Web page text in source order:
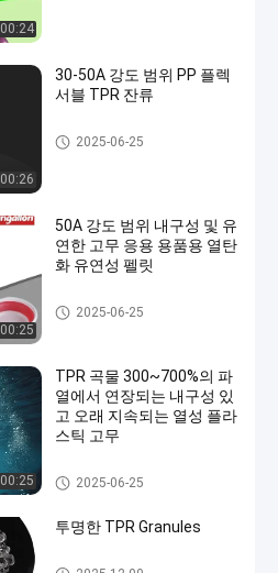
00:24
00:26
30-50A 강도 범위 PP 플렉
서블 TPR 잔류
tpr 낟알2025-06-25
00:25
50A 강도 범위 내구성 및 유
연한 고무 응용 용품용 열탄
화 유연성 펠릿
tpr 낟알2025-06-25
00:25
TPR 곡물 300~700%의 파
열에서 연장되는 내구성 있
고 오래 지속되는 열성 플라
스틱 고무
tpr 낟알2025-06-25
투명한 TPR Granules
tpr 낟알